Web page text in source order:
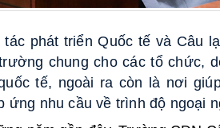
tác phát triển Quốc tế và Câu
chung cho các tổ chức,
tế, ngoài ra còn là nơi
ứng nhu cầu về trình độ ngoại